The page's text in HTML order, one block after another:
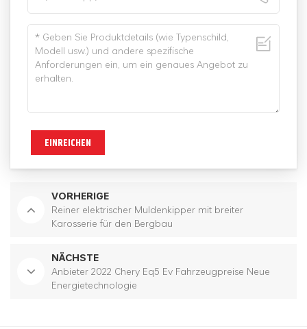
EINREICHEN
VORHERIGE
Reiner elektrischer Muldenkipper mit breiter
Karosserie für den Bergbau
NÄCHSTE
Anbieter 2022 Chery Eq5 Ev Fahrzeugpreise Neue
Energietechnologie